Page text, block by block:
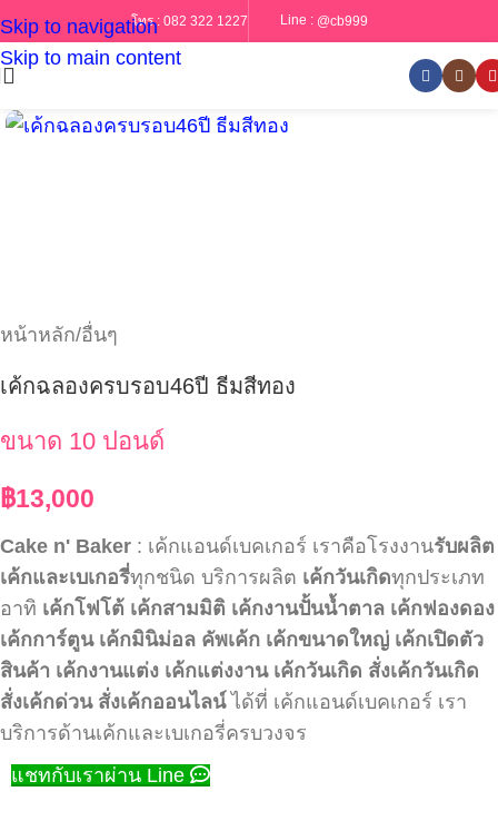
Skip to navigation
Skip to main content
โทร : 082 322 1227 Line : @cb999
หน้าหลัก/อื่นๆ
เค้กฉลองครบรอบ46ปี ธีมสีทอง
ขนาด 10 ปอนด์
฿13,000
Cake n' Baker : เค้กแอนด์เบคเกอร์ เราคือโรงงานรับผลิต
เค้กและเบเกอรี่ทุกชนิด บริการผลิต เค้กวันเกิดทุกประเภท
อาทิ เค้กโฟโต้ เค้กสามมิติ เค้กงานปั้นน้ำตาล เค้กฟองดอง
เค้กการ์ตูน เค้กมินิม่อล คัพเค้ก เค้กขนาดใหญ่ เค้กเปิดตัว
สินค้า เค้กงานแต่ง เค้กแต่งงาน เค้กวันเกิด สั่งเค้กวันเกิด
สั่งเค้กด่วน สั่งเค้กออนไลน์ได้ที่ เค้กแอนด์เบคเกอร์ เรา
บริการด้านเค้กและเบเกอรี่ครบวงจร
แชทกับเราผ่าน Line